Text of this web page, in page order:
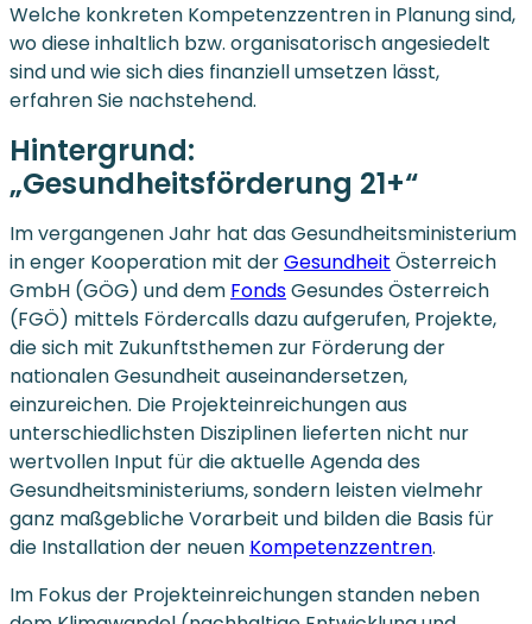
Welche konkreten Kompetenzzentren in Planung sind,
wo diese inhaltlich bzw. organisatorisch angesiedelt
sind und wie sich dies finanziell umsetzen lässt,
erfahren Sie nachstehend.
Hintergrund:
„Gesundheitsförderung 21+“
Im vergangenen Jahr hat das Gesundheitsministerium
in enger Kooperation mit derGesundheit Österreich
GmbH (GÖG) und dem FondsGesundes Österreich
(FGÖ) mittels Fördercalls dazu aufgerufen, Projekte,
die sich mit Zukunftsthemen zur Förderung der
nationalen Gesundheit auseinandersetzen,
einzureichen. Die Projekteinreichungen aus
unterschiedlichsten Disziplinen lieferten nicht nur
wertvollen Input für die aktuelle Agenda des
Gesundheitsministeriums, sondern leisten vielmehr
ganz maßgebliche Vorarbeit und bilden die Basis für
die Installation der neuen Kompetenzzentren.
Im Fokus der Projekteinreichungen standen neben